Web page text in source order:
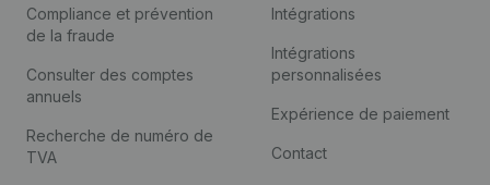
Compliance et prévention
de la fraude
Consulter des comptes
annuels
Recherche de numéro de
TVA
Intégrations
Intégrations
personnalisées
Expérience de paiement
Contact